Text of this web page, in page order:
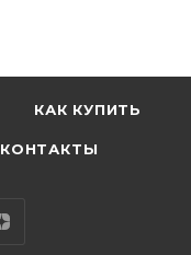
КАК КУПИТЬ
КОНТАКТЫ